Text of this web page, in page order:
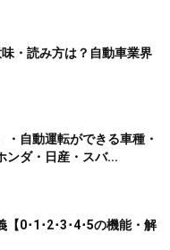
・読み方は？自動車業界
・自動運転ができる車種・
ンダ・日産・スバ...
【0･1･2･3･4･5の機能・解